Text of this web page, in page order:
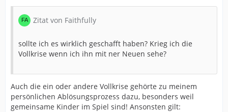
Zitat von Faithfully
sollte ich es wirklich geschafft haben? Krieg ich die
Vollkrise wenn ich ihn mit ner Neuen sehe?
Auch die ein oder andere Vollkrise gehörte zu meinem
persönlichen Ablösungsprozess dazu, besonders weil
gemeinsame Kinder im Spiel sind! Ansonsten gilt: